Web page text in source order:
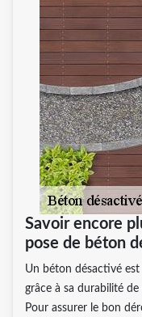
Savoir encore
pose de béton
Un béton désactivé
grâce à sa durabilité
Pour assurer le bon